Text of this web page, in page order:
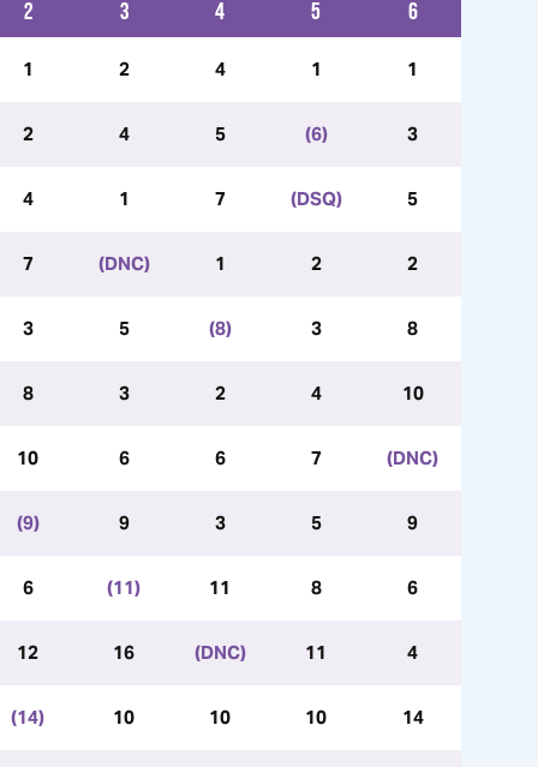
2 3 4 5 6
1 2 4 1 1
2 4 5 (6) 3
4 1 7 (DSQ) 5
7 (DNC) 1 2 2
3 5 (8) 3 8
8 3 2 4 10
10 6 6 7 (DNC)
(9) 9 3 5 9
6 (11) 11 8 6
12 16 (DNC) 11 4
(14) 10 10 10 14